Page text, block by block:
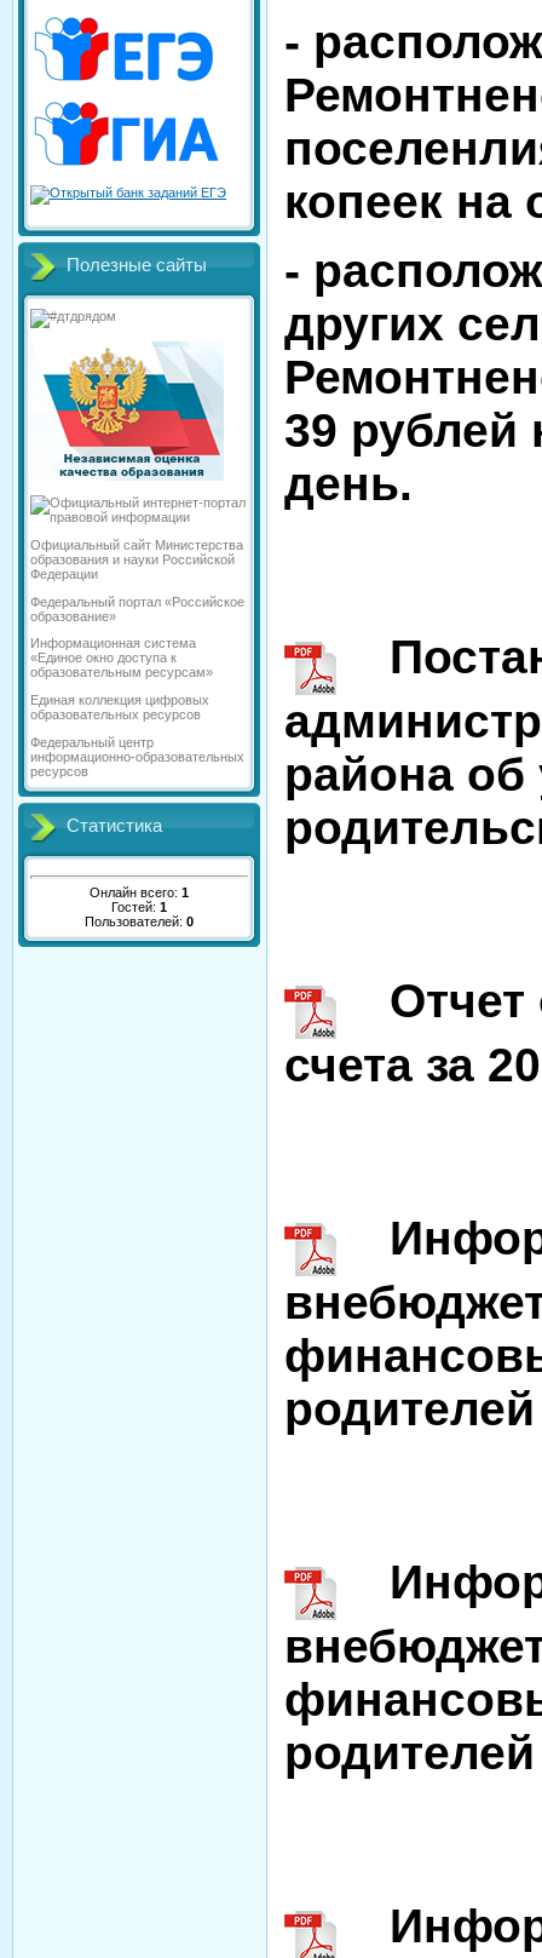
Полезные сайты
Официальный сайт Министерства
образования и науки Российской
Федерации
Федеральный портал «Российское
образование»
Информационная система
«Единое окно доступа к
образовательным ресурсам»
Единая коллекция цифровых
образовательных ресурсов
Федеральный центр
информационно-образовательных
ресурсов
Статистика
Онлайн всего: 1
Гостей: 1
Пользователей: 0
-
копеек на
-
других
39 рублей
день.
района об
Отчет
счета за